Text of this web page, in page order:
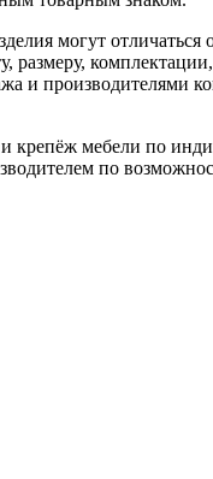
могут отличаться
размеру,
и производителями
крепёж мебели по
по